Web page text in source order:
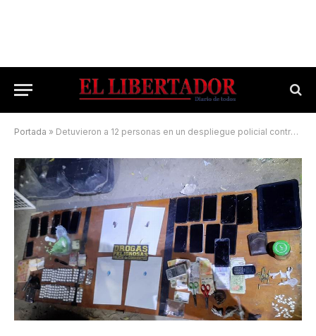
Portada » Detuvieron a 12 personas en un despliegue policial contra el narcomenudeo